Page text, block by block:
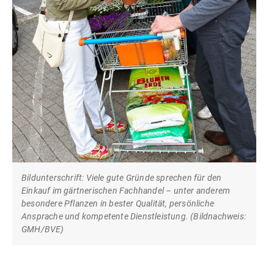
Bildunterschrift: Viele gute Gründe sprechen für den
Einkauf im gärtnerischen Fachhandel – unter anderem
besondere Pflanzen in bester Qualität, persönliche
Ansprache und kompetente Dienstleistung. (Bildnachweis:
GMH/BVE)